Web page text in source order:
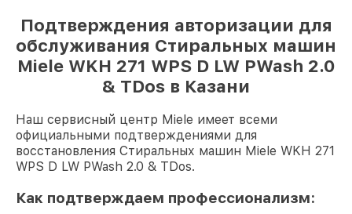
Подтверждения авторизации для
обслуживания Стиральных машин
Miele WKH 271 WPS D LW PWash 2.0
& TDos в Казани
Наш сервисный центр Miele имеет всеми
официальными подтверждениями для
восстановления Стиральных машин Miele WKH 271
WPS D LW PWash 2.0 & TDos.
Как подтверждаем профессионализм: